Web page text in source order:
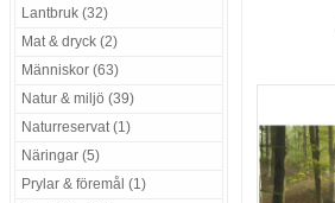
Lantbruk (32)
Mat & dryck (2)
Människor (63)
Natur & miljö (39)
Naturreservat (1)
Näringar (5)
Prylar & föremål (1)